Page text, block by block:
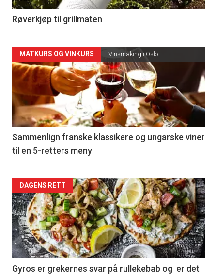
4
Røverkjøp til grillmaten
Forsiden
akkurat
nå
-
5
MATKURS OG VINKURS Vinsmaking i Oslo
Sammenlign franske klassikere og ungarske viner
til en 5-retters meny
Forsiden
akkurat
nå
-
6
DAGENS RETT
Gyros er grekernes svar på rullekebab og er det